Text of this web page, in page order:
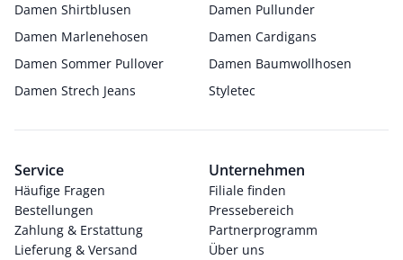
Damen Shirtblusen
Damen Pullunder
Damen Marlenehosen
Damen Cardigans
Damen Sommer Pullover
Damen Baumwollhosen
Damen Strech Jeans
Styletec
Service
Häufige Fragen
Bestellungen
Zahlung & Erstattung
Lieferung & Versand
Unternehmen
Filiale finden
Pressebereich
Partnerprogramm
Über uns